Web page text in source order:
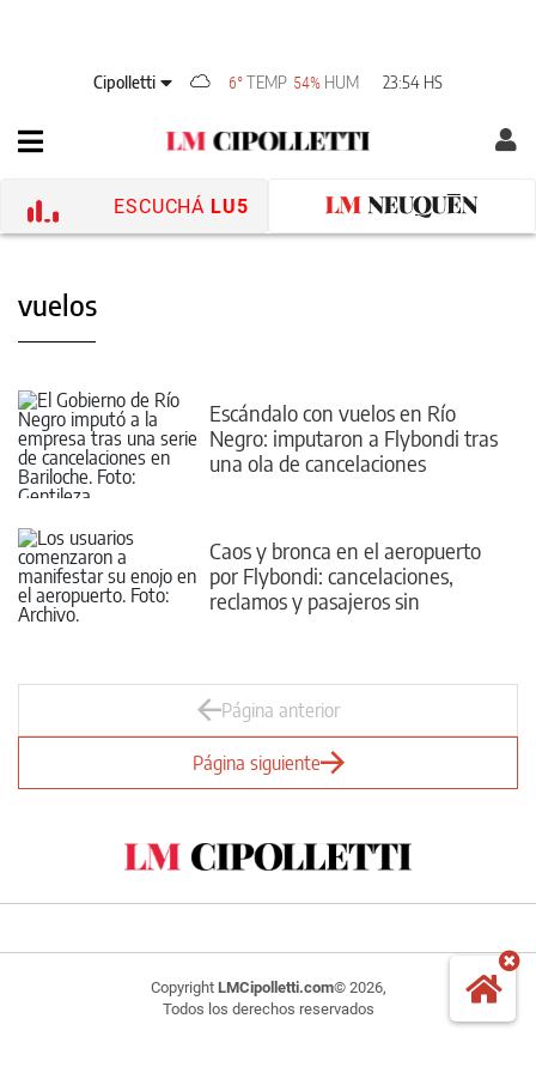
Cipolletti 6° TEMP 54% HUM 23:54 HS
ESCUCHÁ LU5
vuelos
Escándalo con vuelos en Río
Negro: imputaron a Flybondi tras
una ola de cancelaciones
Caos y bronca en el aeropuerto
por Flybondi: cancelaciones,
reclamos y pasajeros sin
Página anterior
Página siguiente
Copyright LMCipolletti.com© 2026,
Todos los derechos reservados